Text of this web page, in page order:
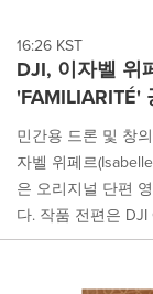
each
option
is
selected.
16:26 KST
DJI, 이자벨 위
민간용 드론 및 창
자벨 위페르
은 오리지널 단편
다. 작품 전편은 DJI